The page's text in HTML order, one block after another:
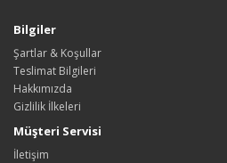
Bilgiler
Şartlar & Koşullar
Teslimat Bilgileri
Hakkımızda
Gizlilik İlkeleri
Müşteri Servisi
İletişim